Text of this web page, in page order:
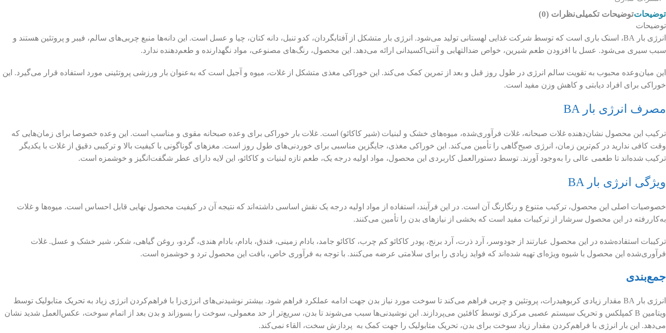
توضیحاتتوضیحات تکمیلینظرات (0)
توضیحات
انرژی بار BA، اسنک باری است که توسط شرکت غذایی لهستانی تولید می‌شود. انرژی بار متشکل از آفتابگردان، کدو تنبل، دانه کتان، چیا و عسل است. این دانه‌ها منبع چربی‌های سالم، فیبر و پروتئین هستند و
سبب سیری می‌شود. عسل با افزودن طعم شیرین، خواص ضدالتهابی و آنتی‌اکسیدانی ارائه می‌دهد. این محصول، رنگ‌های مصنوعی، مواد نگهدارنده و طعم‌دهنده ندارد.
این میان‌وعده محبوب به تقویت سالم انرژی در طول روز قبل و بعد از تمرین کمک می‌کند. این خوراکی مغذی متشکل از غلات، میوه و آجیل است که به‌عنوان بار ورزشی پروتئینی مورد استفاده قرار می‌گیرد. این
خوراکی برای افراد دیابتی و کاهش وزن مفید است.
مصرف انرژی بار BA
ترکیب این محصول نشان‌دهنده غلات صبحانه، غلات فرآوری‌شده، میوه‌های خشک و لبنیات (شیر کاکائو) است. غلات بار خوراکی برای وعده صبحانه مقوی و مناسب است. این وعده خصوصا برای زمان‌هایی که
وقت کافی ندارید در کم‌ترین زمان، انرژی صبح‌گاهی را تأمین می‌کند. این خوراکی مغذی، جایگزین مناسبی برای خوردنی‌های طول روز است. مغزهای گوناگونی با کیفیت بالا و ترکیبی دقیق از غلات با یکدیگر
ترکیب شده‌اند تا طعمی عالی را به‌وجود آورند. توسط دستور‌العمل کاربردی این محصول، مواد اولیه درجه یک، طعم تازه لبنیات و کاکائو، این لایه دارای عطر شگفت‌انگیز و خوشمزه است.
ویژگی انرژی بار BA
خصوصیات اصلی این محصول، ترکیب متنوع و رنگارنگ آن است. در این فرآیند، استفاده از مواد اولیه درجه یک نقش اساسی داشته‌اند که نتیجه آن در کیفیت محصول نهایی قابل احساس است. میوه‌ها و غلات
به‌کاررفته در این محصول سرشار از ترکیبات مفید است که بخشی از نیازهای بدن را تأمین می‌کنند.
ترکیبات استفاده‌شده در این محصول عبارتند از جودوسر، آرد ذرت، آرد برنج، پودر کاکائو کم چرب، کاکائو جامد، بادام زمینی، فندق، بادام، بادام هندی، گردو، روغن گیاهی، شکر، شیر خشک و عسل. غلات
فرآوری‌شده این محصول با شیوه ویژه‌ای تهیه شده‌اند که فواید زیادی را برای سلامتی عرضه می‌کنند. با توجه به فرآوری خاص، بافت این محصول ترد و خوشمزه است.
جمع‌بندی
انرژی بار BA مقدار زیادی کربوهیدرات، پروتئین و چربی‌ فراهم می‌کند تا سوخت مورد نیاز بدن جهت ادامه عملکرد فراهم شود. بیشتر نوشیدنی‌های انرژی‌زا با فراهم‌کردن انرژی زیاد به تحریک متابولیک توسط
ویتامین B کمپلکس و تحریک سیستم عصبی مرکزی توسط کافئین می‌پردازند. این نوشیدنی‌ها سبب می‌شوند تا بدن، سریع‌تر از حد معمولی، سوخت را بسوزاند و بدن بعد از اتمام سوخت، عکس‌العمل شدید نشان
می‌دهد. این بار انرژی با فراهم‌کردن مقدار زیاد سوخت برای بدن، تحریک متابولیک را جهت کمک به پردازش سخت، القاء نمی‌کند.